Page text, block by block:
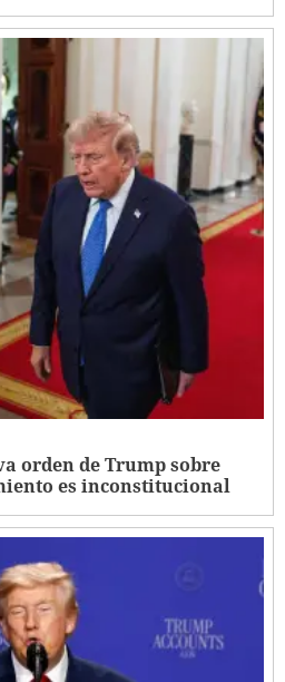
orden de Trump sobre
es inconstitucional